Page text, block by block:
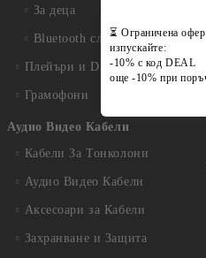
За деца
Bluetooth слушалки
Плейъри и DAC
Грамофони
Аудио Видео Кабели
Кабели За Тонколони
Аудио Видео Кабели
Аксесоари за Кабели
Захранване и Защита
⏳ Ограничена
изпускайте:
-10% с код DEAL
още -10% при